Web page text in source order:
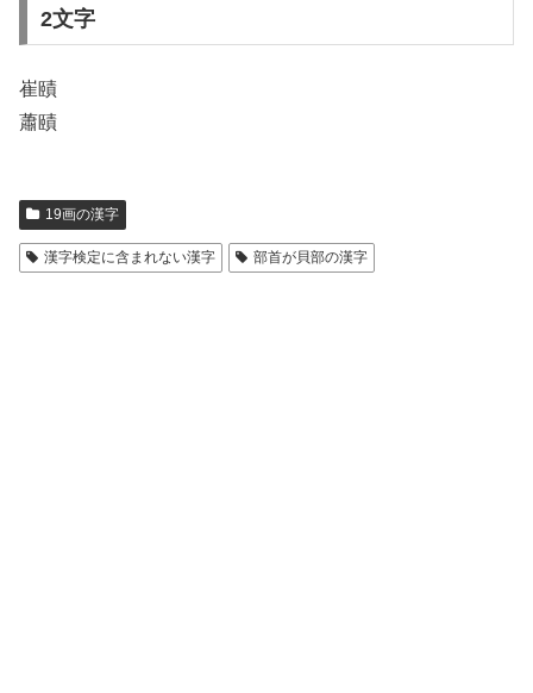
2文字
崔賾
蕭賾
19画の漢字
漢字検定に含まれない漢字 部首が貝部の漢字